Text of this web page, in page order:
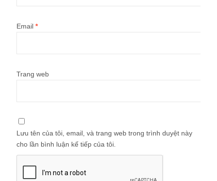
Email *
Trang web
Lưu tên của tôi, email, và trang web trong trình duyệt này
cho lần bình luận kế tiếp của tôi.